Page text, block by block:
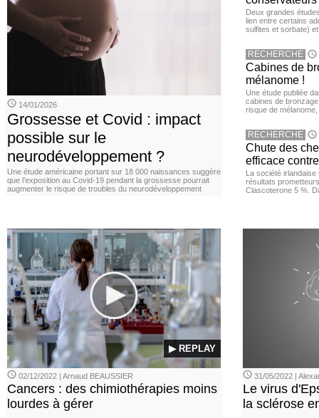
14/01/2026
Grossesse et Covid : impact
possible sur le
neurodéveloppement ?
Une étude américaine portant sur 18 000 naissances suggère
que l’exposition au Covid‑19 pendant la grossesse pourrait
augmenter le risque de troubles du neurodéveloppement
Deux grandes
lien entre certains
sulfites et sorbate)
RECHERCHE
Cabines de
mélanome !
Une étude publiée
cabines de
risque de
RECHERCHE
Chute des
efficace
La société
résultats
Clascoterone 5 %.
▶ REPLAY
02/12/2022 | Arnaud BEAUSSIER
Cancers : des chimiothérapies moins
lourdes à gérer
31/05/2022 |
Le virus
la sclérose